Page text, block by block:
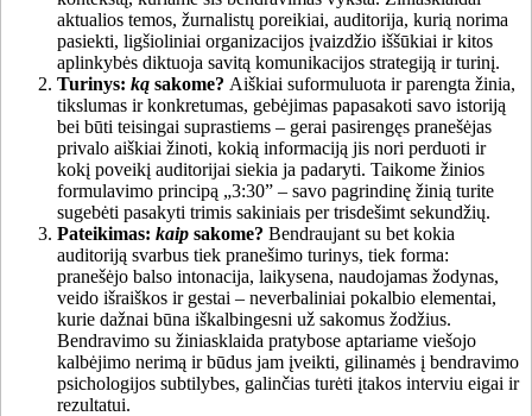
aktualios temos, žurnalistų poreikiai, auditorija, kurią norima
pasiekti, ligšioliniai organizacijos įvaizdžio iššūkiai ir kitos
aplinkybės diktuoja savitą komunikacijos strategiją ir turinį.
Turinys: ką sakome? Aiškiai suformuluota ir parengta žinia,
tikslumas ir konkretumas, gebėjimas papasakoti savo istoriją
bei būti teisingai suprastiems – gerai pasirengęs pranešėjas
privalo aiškiai žinoti, kokią informaciją jis nori perduoti ir
kokį poveikį auditorijai siekia ja padaryti. Taikome žinios
formulavimo principą „3:30” – savo pagrindinę žinią turite
sugebėti pasakyti trimis sakiniais per trisdešimt sekundžių.
Pateikimas: kaip sakome? Bendraujant su bet kokia
auditoriją svarbus tiek pranešimo turinys, tiek forma:
pranešėjo balso intonacija, laikysena, naudojamas žodynas,
veido išraiškos ir gestai ‒ neverbaliniai pokalbio elementai,
kurie dažnai būna iškalbingesni už sakomus žodžius.
Bendravimo su žiniasklaida pratybose aptariame viešojo
kalbėjimo nerimą ir būdus jam įveikti, gilinamės į bendravimo
psichologijos subtilybes, galinčias turėti įtakos interviu eigai ir
rezultatui.